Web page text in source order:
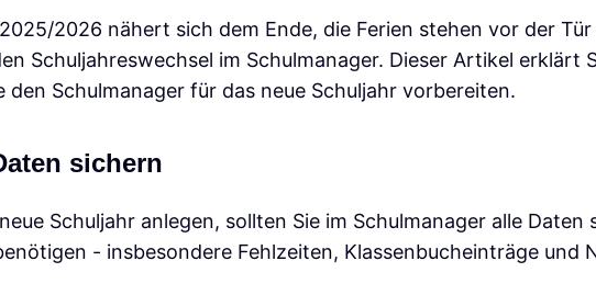
2026 nähert sich dem Ende, die Ferien stehen vor der
Schuljahreswechsel im Schulmanager. Dieser Artikel erklärt
den Schulmanager für das neue Schuljahr vorbereiten.
sichern
Schuljahr anlegen, sollten Sie im Schulmanager alle Daten
- insbesondere Fehlzeiten, Klassenbucheinträge und